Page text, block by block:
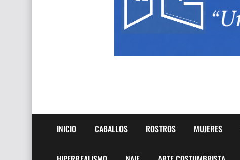
INICIO CABALLOS ROSTROS MUJERES